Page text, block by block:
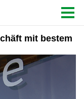
mit bestem